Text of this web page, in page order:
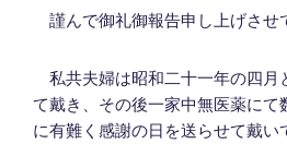
謹んで御礼御報告申し上げさせ
私共夫婦は昭和二十一年の四月
て戴き、その後一家中無医薬にて
に有難く感謝の日を送らせて戴い